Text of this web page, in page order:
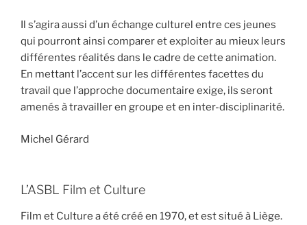
Il s’agira aussi d’un échange culturel entre ces jeunes
qui pourront ainsi comparer et exploiter au mieux leurs
différentes réalités dans le cadre de cette animation.
En mettant l’accent sur les différentes facettes du
travail que l’approche documentaire exige, ils seront
amenés à travailler en groupe et en inter-disciplinarité.
Michel Gérard
L’ASBL Film et Culture
Film et Culture a été créé en 1970, et est situé à Liège.